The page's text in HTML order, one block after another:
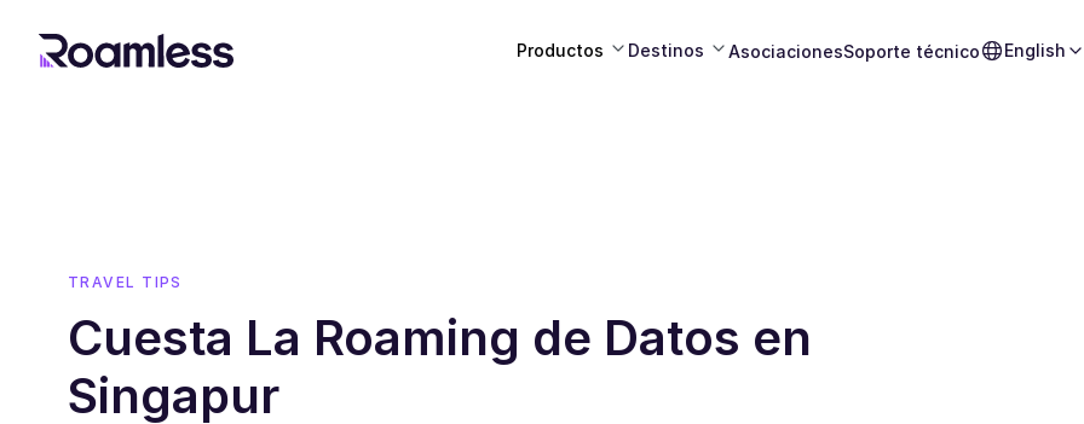
Productos Destinos AsociacionesSoporte técnico English
TRAVEL TIPS
Cuesta La Roaming de Datos en
Singapur